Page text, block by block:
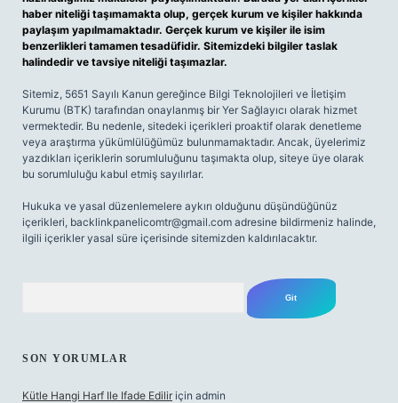
haber niteliği taşımamakta olup, gerçek kurum ve kişiler hakkında
paylaşım yapılmamaktadır. Gerçek kurum ve kişiler ile isim
benzerlikleri tamamen tesadüfidir. Sitemizdeki bilgiler taslak
halindedir ve tavsiye niteliği taşımazlar.
Sitemiz, 5651 Sayılı Kanun gereğince Bilgi Teknolojileri ve İletişim
Kurumu (BTK) tarafından onaylanmış bir Yer Sağlayıcı olarak hizmet
vermektedir. Bu nedenle, sitedeki içerikleri proaktif olarak denetleme
veya araştırma yükümlülüğümüz bulunmamaktadır. Ancak, üyelerimiz
yazdıkları içeriklerin sorumluluğunu taşımakta olup, siteye üye olarak
bu sorumluluğu kabul etmiş sayılırlar.
Hukuka ve yasal düzenlemelere aykırı olduğunu düşündüğünüz
içerikleri, backlinkpanelicomtr@gmail.com adresine bildirmeniz halinde,
ilgili içerikler yasal süre içerisinde sitemizden kaldırılacaktır.
SON YORUMLAR
Kütle Hangi Harf Ile Ifade Edilir için admin